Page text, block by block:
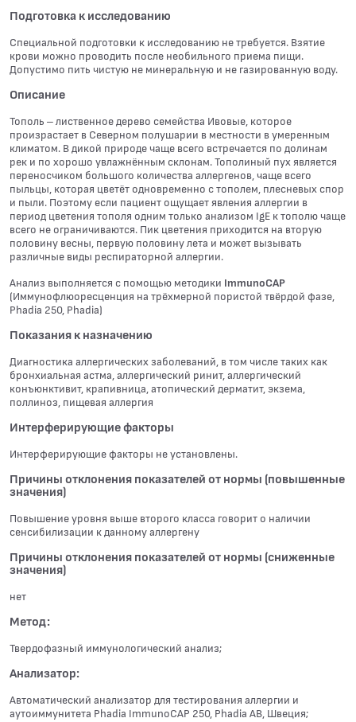
Подготовка к исследованию
Специальной подготовки к исследованию не требуется. Взятие
крови можно проводить после необильного приема пищи.
Допустимо пить чистую не минеральную и не газированную воду.
Описание
Тополь – лиственное дерево семейства Ивовые, которое
произрастает в Северном полушарии в местности в умеренным
климатом. В дикой природе чаще всего встречается по долинам
рек и по хорошо увлажнённым склонам. Тополиный пух является
переносчиком большого количества аллергенов, чаще всего
пыльцы, которая цветёт одновременно с тополем, плесневых спор
и пыли. Поэтому если пациент ощущает явления аллергии в
период цветения тополя одним только анализом IgE к тополю чаще
всего не ограничиваются. Пик цветения приходится на вторую
половину весны, первую половину лета и может вызывать
различные виды респираторной аллергии.
Анализ выполняется с помощью методики ImmunoCAP
(Иммунофлюоресценция на трёхмерной пористой твёрдой фазе,
Phadia 250, Phadia)
Показания к назначению
Диагностика аллергических заболеваний, в том числе таких как
бронхиальная астма, аллергический ринит, аллергический
конъюнктивит, крапивница, атопический дерматит, экзема,
поллиноз, пищевая аллергия
Интерферирующие факторы
Интерферирующие факторы не установлены.
Причины отклонения показателей от нормы (повышенные
значения)
Повышение уровня выше второго класса говорит о наличии
сенсибилизации к данному аллергену
Причины отклонения показателей от нормы (сниженные
значения)
нет
Метод:
Твердофазный иммунологический анализ;
Анализатор:
Автоматический анализатор для тестирования аллергии и
аутоиммунитета Phadia ImmunoCAP 250, Phadia АВ, Швеция;